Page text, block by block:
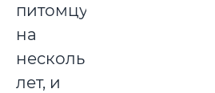
питомцу
на
несколько
лет, и